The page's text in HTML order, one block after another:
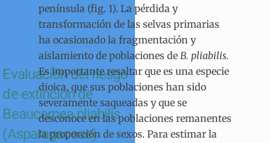
Evaluación del riesgo
de extinción de
Beaucarnea pliabilis
(Asparagaceae)
península (fig. 1). La pérdida y
transformación de las selvas primarias
ha ocasionado la fragmentación y
aislamiento de poblaciones de B. pliabilis.
Es importante resaltar que es una especie
dioica, que sus poblaciones han sido
severamente saqueadas y que se
desconoce en las poblaciones remanentes
la proporción de sexos. Para estimar la